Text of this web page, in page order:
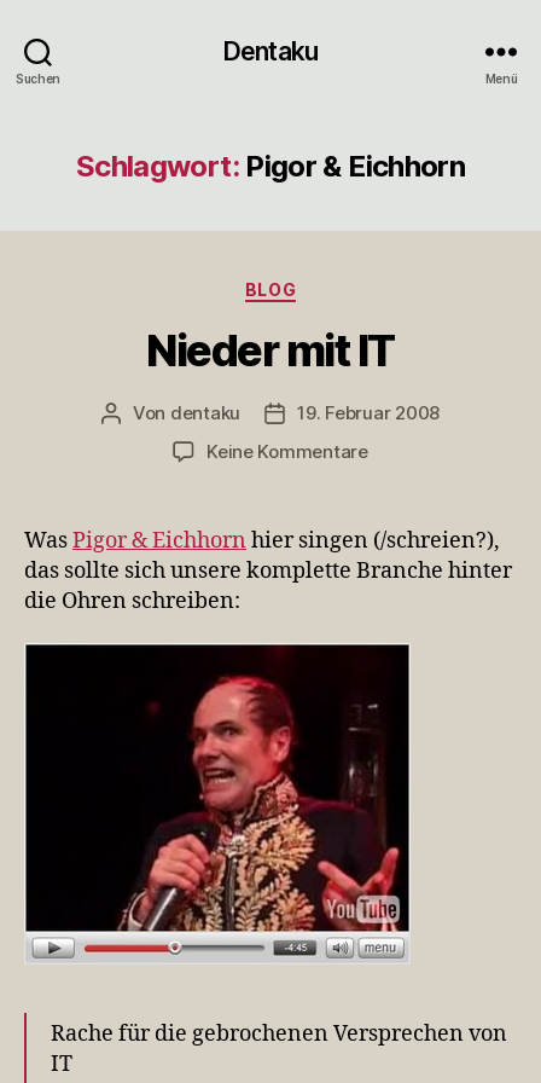
Suchen
Dentaku
Menü
Schlagwort: Pigor & Eichhorn
Kategorien
BLOG
Nieder mit IT
Beitragsautor
Von dentaku Veröffentlichungsdatum
19. Februar 2008
Keine Kommentarezu
IT
WasPigor & Eichhorn hier singen (/schreien?),
das sollte sich unsere komplette Branche hinter
die Ohren schreiben:
Rache für die gebrochenen Versprechen von
IT